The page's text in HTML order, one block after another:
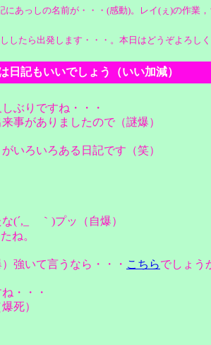
にあっしの名前が・・・(感動)。レイ(ぇ)の作
したら出発します・・・。本日はどうぞよろし
記もいいでしょう（いい加減）
ぶりですね・・・
事がありましたので（謎爆）
いろいろある日記です（笑）
(´,_ゝ｀)プッ（自爆）
ね。
強いて言うなら・・・ こちらでしょう
・・・
死）